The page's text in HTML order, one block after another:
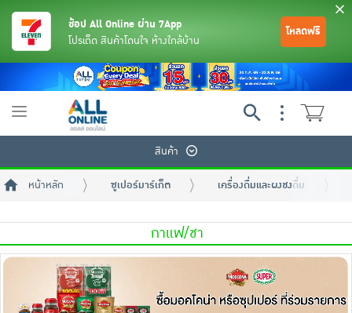
ย้อนกลับ
ย้อนกลับ
ย้อนกลับ
ย้อนกลับ
ย้อนกลับ
ย้อนกลับ
ย้อนกลับ
ย้อนกลับ
ย้อนกลับ
ย้อนกลับ
ย้อนกลับ
ช้อป All Online ผ่าน 7App
โปรเด็ด สินค้าโดนใจ ห้างใกล้บ้าน
โหลดฟรี
Toggle
สินค้า
หน้าหลัก ซูเปอร์มาร์เก็ต เครื่องดื่มและผงชงดื่ม
กาแฟ/ชา